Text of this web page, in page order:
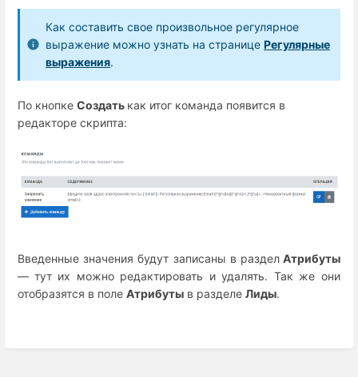
Как составить свое произвольное регулярное
выражение можно узнать на странице Регулярные
выражения.
По кнопке Создать как итог команда появится в
редакторе скрипта:
Введенные значения будут записаны в разделАтрибуты
— тут их можно редактировать и удалять. Так же они
отобразятся в поле Атрибуты в разделе Лиды.